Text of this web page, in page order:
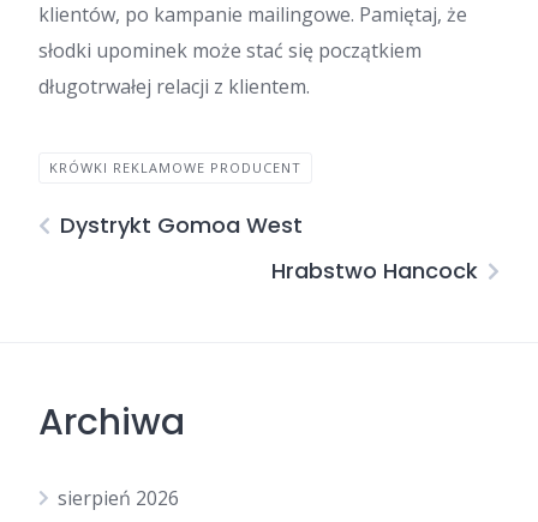
klientów, po kampanie mailingowe. Pamiętaj, że
słodki upominek może stać się początkiem
długotrwałej relacji z klientem.
KRÓWKI REKLAMOWE PRODUCENT
Dystrykt Gomoa West
Hrabstwo Hancock
Archiwa
sierpień 2026